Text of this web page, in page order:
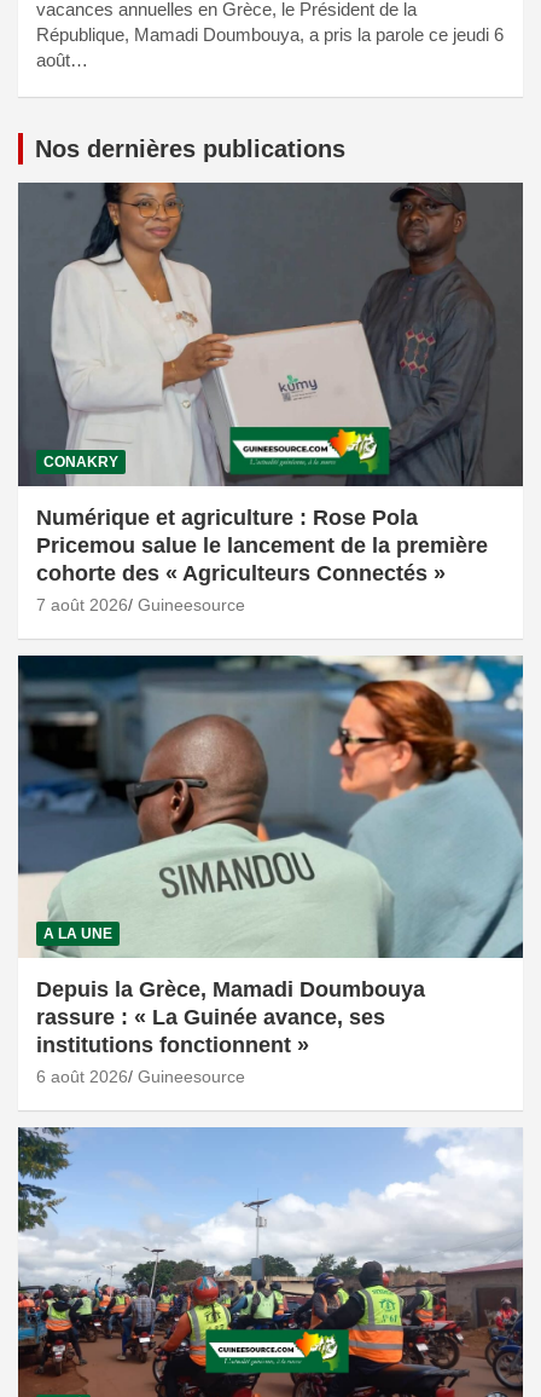
vacances annuelles en Grèce, le Président de la
République, Mamadi Doumbouya, a pris la parole ce jeudi 6
août…
Nos dernières publications
CONAKRY
Numérique et agriculture : Rose Pola
Pricemou salue le lancement de la première
cohorte des « Agriculteurs Connectés »
7 août 2026 Guineesource
A LA UNE
Depuis la Grèce, Mamadi Doumbouya
rassure : « La Guinée avance, ses
institutions fonctionnent »
6 août 2026 Guineesource